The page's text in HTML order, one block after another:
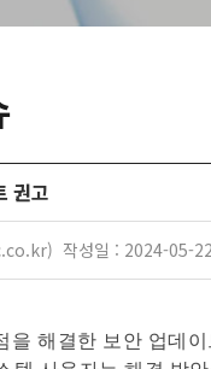
권고
작성일 : 2024-05-
을 해결한 보안 업데